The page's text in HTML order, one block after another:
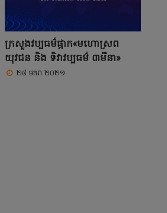
ក្រសួងវប្បធម៌ផ្អាក«មហោស្រព
យុវជន និង ទិវាវប្បធម៌ ៣មីនា»
២៨ មករា ២០២១